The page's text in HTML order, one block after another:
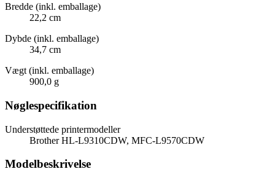
Bredde (inkl. emballage)
22,2 cm
Dybde (inkl. emballage)
34,7 cm
Vægt (inkl. emballage)
900,0 g
Nøglespecifikation
Understøttede printermodeller
Brother HL-L9310CDW, MFC-L9570CDW
Modelbeskrivelse